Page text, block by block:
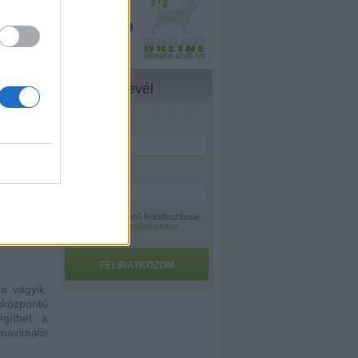
vágyik.
a
Hírlevél
A hírlevélre történő feliratkozással
adatvédelmi nyilatkozatot
FELIRATKOZOM